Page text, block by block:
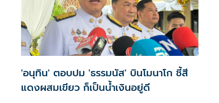
'อนุทิน' ตอบปม 'ธรรมนัส' บินโมนาโก ชี้สี
แดงผสมเขียว ก็เป็นน้ำเงินอยู่ดี